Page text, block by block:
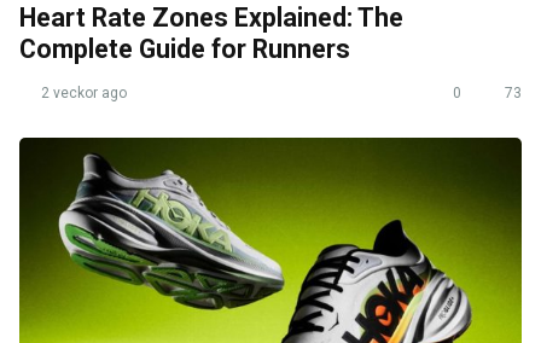
Heart Rate Zones Explained: The
Complete Guide for Runners
2 veckor ago 0 73